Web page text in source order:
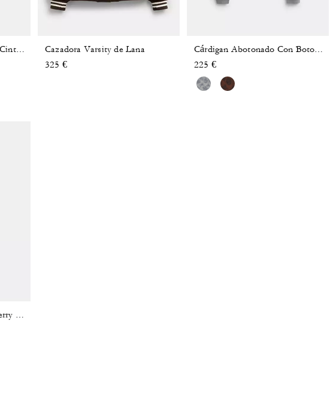
Abrigo Largo de Lana con Cinturón
Cazadora Varsity de Lana
325 €
225 €
Sudadera con Capucha Cherry Charm de Punto